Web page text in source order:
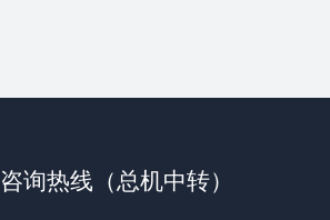
咨询热线（总机中转）